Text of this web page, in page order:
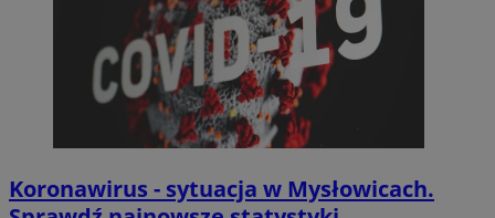
Koronawirus - sytuacja w Mysłowicach.